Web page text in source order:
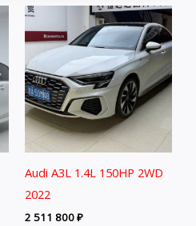
Audi A3L 1.4L 150HP 2WD
2022
2 511 800₽